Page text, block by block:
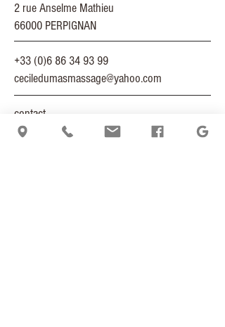
2 rue Anselme Mathieu
66000 PERPIGNAN
+33 (0)6 86 34 93 99
ceciledumasmassage@yahoo.com
contact
itinéraire